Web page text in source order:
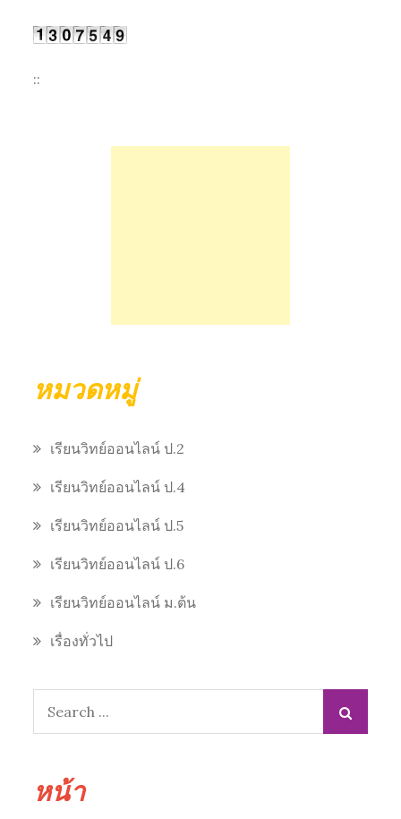
::
หมวดหมู่
เรียนวิทย์ออนไลน์ ป.2
เรียนวิทย์ออนไลน์ ป.4
เรียนวิทย์ออนไลน์ ป.5
เรียนวิทย์ออนไลน์ ป.6
เรียนวิทย์ออนไลน์ ม.ต้น
เรื่องทั่วไป
หน้า